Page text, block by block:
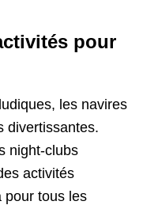
pour
les navires
divertissantes.
night-clubs
activités
pour tous les